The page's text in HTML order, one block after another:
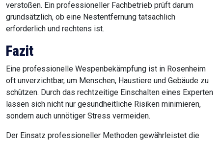
verstoßen. Ein professioneller Fachbetrieb prüft darum
grundsätzlich, ob eine Nestentfernung tatsächlich
erforderlich und rechtens ist.
Fazit
Eine professionelle Wespenbekämpfung ist in Rosenheim
oft unverzichtbar, um Menschen, Haustiere und Gebäude zu
schützen. Durch das rechtzeitige Einschalten eines Experten
lassen sich nicht nur gesundheitliche Risiken minimieren,
sondern auch unnötiger Stress vermeiden.
Der Einsatz professioneller Methoden gewährleistet die